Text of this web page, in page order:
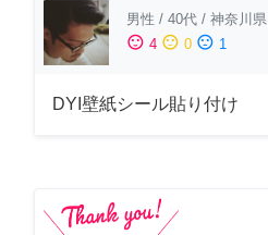
男性 / 40代 / 神奈川県
sentiment_satisfied 4 sentiment_neutral 0 sentiment_dissatisfied 1
DYI壁紙シール貼り付け